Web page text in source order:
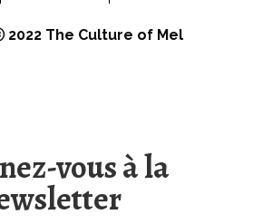
The Culture of Mel
vous à la